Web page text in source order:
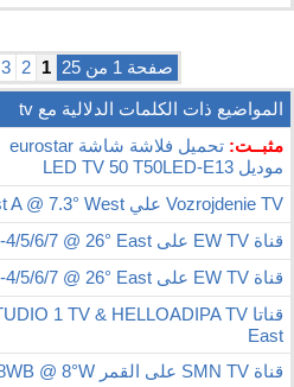
صفحة 1 من 25 1
2
3
المواضيع ذات الكلمات الدلالية مع tv
مثبــت:
تحميل فلاشة شاشة eurostar
موديل LED TV 50 T50LED-E13
Vozrojdenie TV علي Eutelsat 7 West A @ 7.3° West
قناة EW TV على Badr-4/5/6/7 @ 26° East
قناة EW TV على Badr-4/5/6/7 @ 26° East
East
قناة SMN TV على القمر Eutelsat 8WB @ 8°W